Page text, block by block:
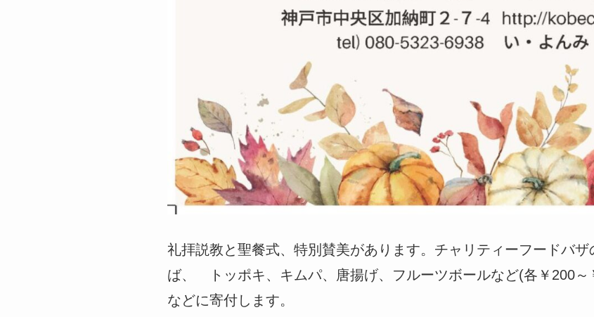
礼拝説教と聖餐式、特別賛美があります。チャリティーフードバ
ば、 トッポキ、キムパ、唐揚げ、フルーツボールなど(各￥200～
などに寄付します。